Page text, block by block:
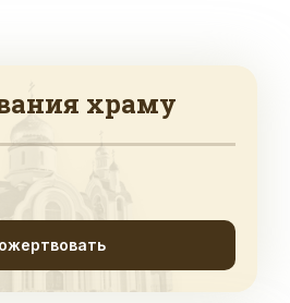
храму